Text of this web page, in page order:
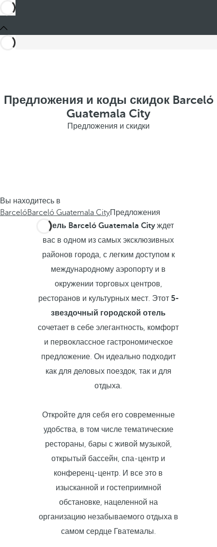
Предложения и коды скидок Barceló
Guatemala City
Предложения и скидки
Вы находитесь в
BarcelóBarceló Guatemala CityПредложения
Отель Barceló Guatemala Cityждет
вас в одном из самых эксклюзивных
районов города, с легким доступом к
международному аэропорту и в
окружении торговых центров,
ресторанов и культурных мест. Этот 5-
звездочный городской отель
сочетает в себе элегантность, комфорт
и первоклассное гастрономическое
предложение. Он идеально подходит
как для деловых поездок, так и для
отдыха.
Откройте для себя его современные
удобства, в том числе тематические
рестораны, бары с живой музыкой,
открытый бассейн, спа-центр и
конференц-центр. И все это в
изысканной и гостеприимной
обстановке, нацеленной на
организацию незабываемого отдыха в
самом сердце Гватемалы.